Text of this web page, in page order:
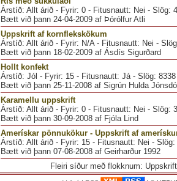
Árstíð: Allt árið - Fyrir: 0 - Fitusnautt: Nei - Slög:
Bætt við þann 24-04-2009 af Þórólfur Atli
Uppskrift af kornflekskökum
Árstíð: Allt árið - Fyrir: N/A - Fitusnautt: Nei -
Bætt við þann 18-02-2009 af Ásdís Sigurðard
Hollt konfekt
Árstíð: Jól - Fyrir: 15 - Fitusnautt: Já - Slög: 8338
Bætt við þann 25-11-2008 af Sigrún Hulda
Karamellu uppskrift
Árstíð: Allt árið - Fyrir: 0 - Fitusnautt: Nei - Slög:
Bætt við þann 30-09-2008 af Fjóla Lind
Amerískar pönnukökur - Uppskrift af
Árstíð: Allt árið - Fyrir: 15 - Fitusnautt: Nei - Slög:
Bætt við þann 07-08-2008 af Geirharður 1992
Fleiri síður með flokknum: